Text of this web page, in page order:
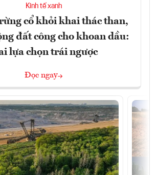
Kinh tế xanh
cổ khỏi khai thác than,
đất công cho khoan dầu:
lựa chọn trái ngược
Đọc ngay